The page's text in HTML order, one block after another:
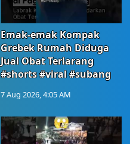
Emak-emak Kompak
Grebek Rumah Diduga
Jual Obat Terlarang
#shorts #viral #subang
7 Aug 2026, 4:05 AM